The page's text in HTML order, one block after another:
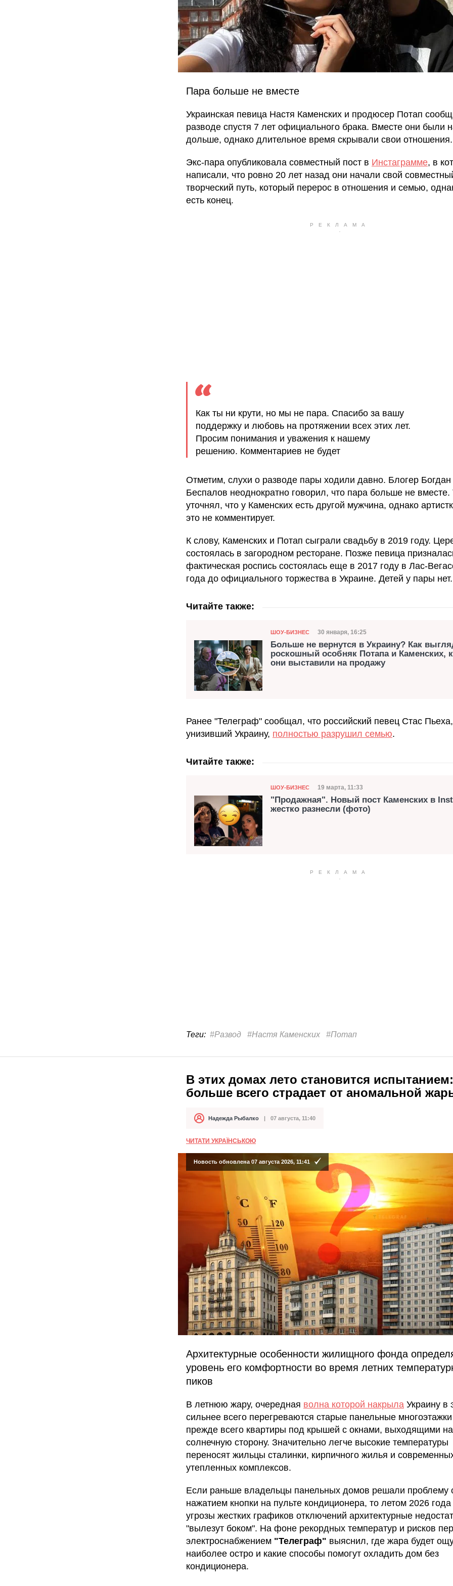
Пара больше не вместе
Украинская певица Настя Каменских и продюсер Потап
разводе спустя 7 лет официального брака. Вместе они были
дольше, однако длительное время скрывали свои отношения.
Экс-пара опубликовала совместный пост в Инстаграмме, в
написали, что ровно 20 лет назад они начали свой
творческий путь, который перерос в отношения и семью,
есть конец.
Как ты ни крути, но мы не пара. Спасибо за вашу
поддержку и любовь на протяжении всех этих лет.
Просим понимания и уважения к нашему
решению. Комментариев не будет
Отметим, слухи о разводе пары ходили давно. Блогер Богдан
Беспалов неоднократно говорил, что пара больше не вместе.
уточнял, что у Каменских есть другой мужчина, однако
это не комментирует.
К слову, Каменских и Потап сыграли свадьбу в 2019 году.
состоялась в загородном ресторане. Позже певица
фактическая роспись состоялась еще в 2017 году в Лас-
года до официального торжества в Украине. Детей у пары нет.
Читайте также:
Категория
ШОУ-БИЗНЕС Дата публикации
30 января, 16:25
Больше не вернутся в Украину? Как
роскошный особняк Потапа и Каменских,
они выставили на продажу
Ранее "Телеграф" сообщал, что российский певец Стас Пьеха,
унизивший Украину, полностью разрушил семью.
Читайте также:
Категория
ШОУ-БИЗНЕС Дата публикации
19 марта, 11:33
"Продажная". Новый пост Каменских в
жестко разнесли (фото)
Теги: #Развод #Настя Каменских #Потап